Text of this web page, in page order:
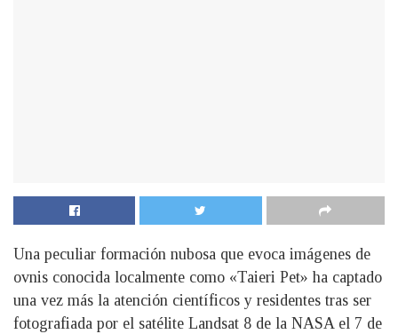
Una peculiar formación nubosa que evoca imágenes de
ovnis conocida localmente como «Taieri Pet» ha captado
una vez más la atención científicos y residentes tras ser
fotografiada por el satélite Landsat 8 de la NASA el 7 de